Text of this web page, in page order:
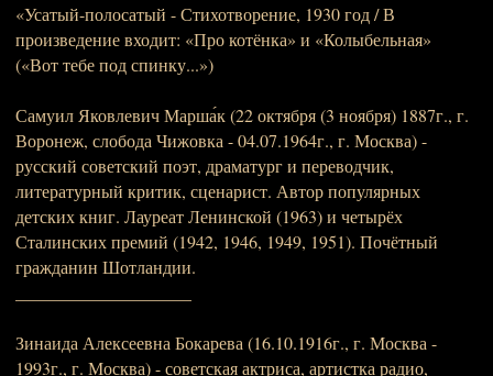
«Усатый-полосатый - Стихотворение, 1930 год / В
произведение входит: «Про котёнка» и «Колыбельная»
(«Вот тебе под спинку...»)
Самуил Яковлевич Марша́к (22 октября (3 ноября) 1887г., г.
Воронеж, слобода Чижовка - 04.07.1964г., г. Москва) -
русский советский поэт, драматург и переводчик,
литературный критик, сценарист. Автор популярных
детских книг. Лауреат Ленинской (1963) и четырёх
Сталинских премий (1942, 1946, 1949, 1951). Почётный
гражданин Шотландии.
Зинаида Алексеевна Бокарева (16.10.1916г., г. Москва -
1993г., г. Москва) - советская актриса, артистка радио,